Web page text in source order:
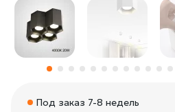
Под заказ 7-8 недель